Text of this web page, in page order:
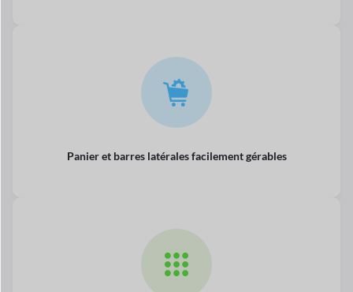
Panier et barres latérales facilement gérables